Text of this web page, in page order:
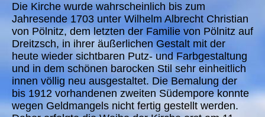
Die Kirche wurde wahrscheinlich bis zum
Jahresende 1703 unter Wilhelm Albrecht Christian
von Pölnitz, dem letzten der Familie von Pölnitz auf
Dreitzsch, in ihrer äußerlichen Gestalt mit der
heute wieder sichtbaren Putz- und Farbgestaltung
und in dem schönen barocken Stil sehr einheitlich
innen völlig neu ausgestaltet. Die Bemalung der
bis 1912 vorhandenen zweiten Südempore konnte
wegen Geldmangels nicht fertig gestellt werden.